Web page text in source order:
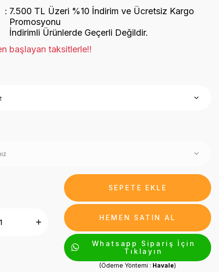
7.500 TL Üzeri %10 İndirim ve Ücretsiz Kargo
Promosyonu
İndirimli Ürünlerde Geçerli Değildir.
başlayan taksitlerle!!
SEPETE EKLE
HEMEN SATIN AL
Whatsapp Sipariş İçin
Tıklayın
(Ödeme Yöntemi : Havale)